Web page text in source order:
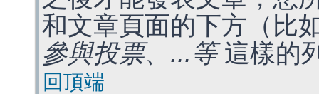
和文章頁面的下方（比
參與投票、...等這樣的
回頂端